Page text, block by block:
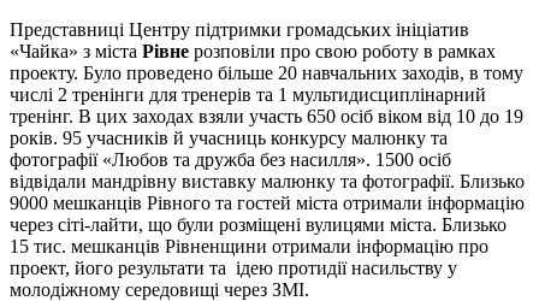
Представниці Центру підтримки громадських ініціатив
«Чайка» з міста Рівне розповіли про свою роботу в рамках
проекту. Було проведено більше 20 навчальних заходів, в тому
числі 2 тренінги для тренерів та 1 мультидисциплінарний
тренінг. В цих заходах взяли участь 650 осіб віком від 10 до 19
років. 95 учасників й учасниць конкурсу малюнку та
фотографії «Любов та дружба без насилля». 1500 осіб
відвідали мандрівну виставку малюнку та фотографії. Близько
9000 мешканців Рівного та гостей міста отримали інформацію
через сіті-лайти, що були розміщені вулицями міста. Близько
15 тис. мешканців Рівненщини отримали інформацію про
проект, його результати та ідею протидії насильству у
молодіжному середовищі через ЗМІ.